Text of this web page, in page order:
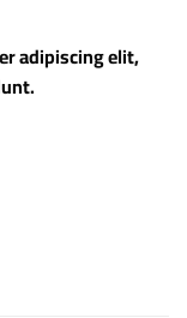
adipiscing elit,